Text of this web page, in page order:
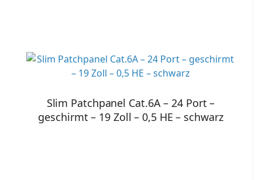
Slim Patchpanel Cat.6A – 24 Port –
geschirmt – 19 Zoll – 0,5 HE – schwarz